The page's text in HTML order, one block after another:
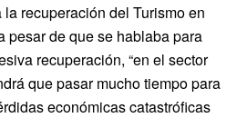
recuperación del Turismo en
pesar de que se hablaba para
recuperación, “en el sector
que pasar mucho tiempo para
económicas catastróficas